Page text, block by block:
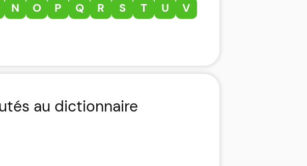
N O P Q R S T U
V
au dictionnaire